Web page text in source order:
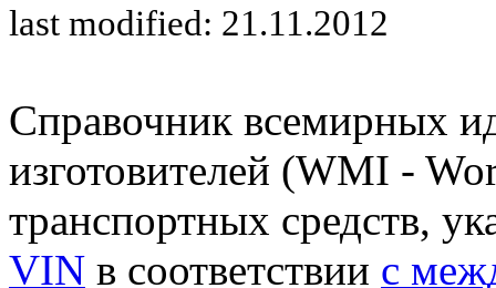
last modified: 21.11.2012
Справочник всемирных
изготовителей (WMI -
транспортных средств,
VIN в соответствии с